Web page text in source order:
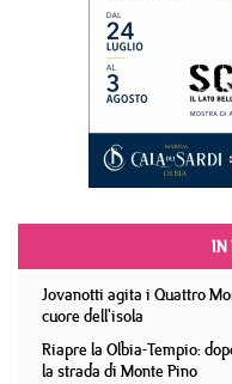
IN
Jovanotti agita i Quattro
cuore dell'isola
Riapre la Olbia-Tempio:
la strada di Monte Pino